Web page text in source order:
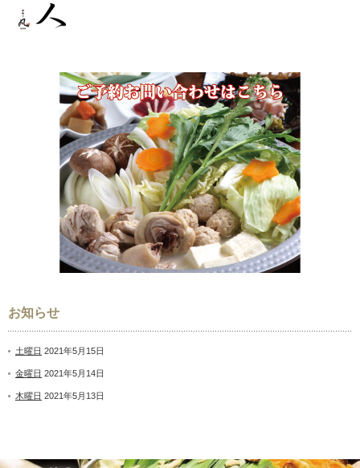
お知らせ
土曜日 2021年5月15日
金曜日 2021年5月14日
木曜日 2021年5月13日